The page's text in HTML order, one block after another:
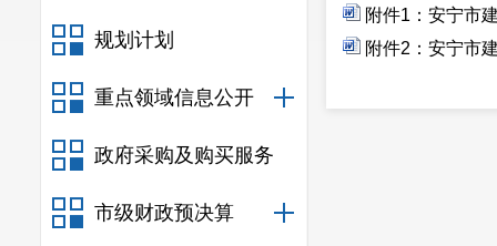
规划计划
重点领域信息公开
政府采购及购买服务
市级财政预决算
附件1：安宁市
附件2：安宁市